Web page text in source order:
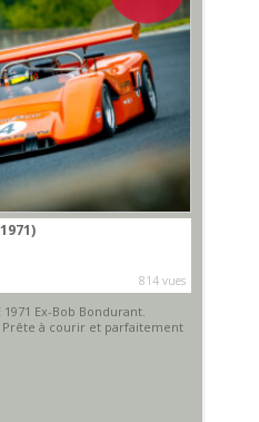
814 vues
Ex-Bob Bondurant.
à courir et parfaitement